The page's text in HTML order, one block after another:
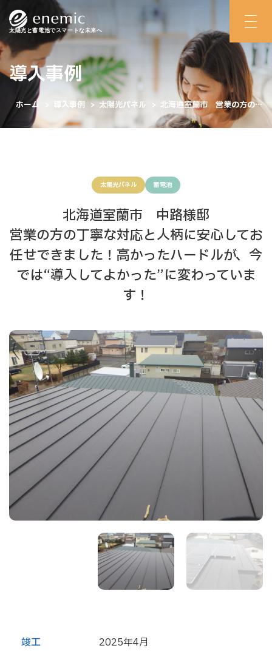
太陽光と蓄電池でスマートな未来へ
導入事例
ホーム 導入事例 > 太陽光パネル > 北海道室蘭市 営業の方の丁
寧な対応と人柄に安心してお任せできました！高かったハードルが、今
太陽光パネル 蓄電池
北海道室蘭市 中路様邸
営業の方の丁寧な対応と人柄に安心してお
任せできました！高かったハードルが、今
では“導入してよかった”に変わっていま
す！
竣工 2025年4月